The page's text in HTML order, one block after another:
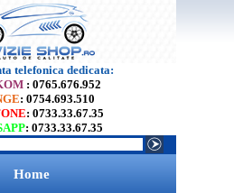
telefonica dedicata:
: 0765.676.952
: 0754.693.510
: 0733.33.67.35
: 0733.33.67.35
Home